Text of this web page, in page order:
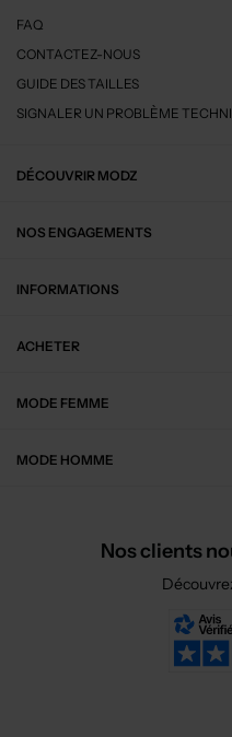
FAQ
CONTACTEZ-NOUS
GUIDE DES TAILLES
SIGNALER UN PROBLÈME
DÉCOUVRIR MODZ
NOS ENGAGEMENTS
INFORMATIONS
ACHETER
MODE FEMME
MODE HOMME
Nos clients